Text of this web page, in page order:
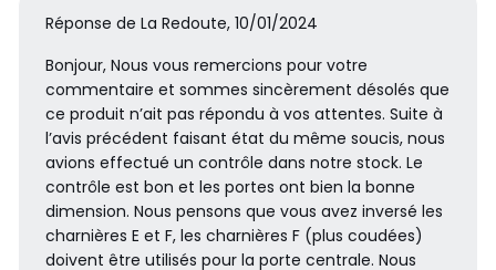
Réponse de La Redoute, 10/01/2024
Bonjour, Nous vous remercions pour votre
commentaire et sommes sincèrement désolés que
ce produit n’ait pas répondu à vos attentes. Suite à
l’avis précédent faisant état du même soucis, nous
avions effectué un contrôle dans notre stock. Le
contrôle est bon et les portes ont bien la bonne
dimension. Nous pensons que vous avez inversé les
charnières E et F, les charnières F (plus coudées)
doivent être utilisés pour la porte centrale. Nous